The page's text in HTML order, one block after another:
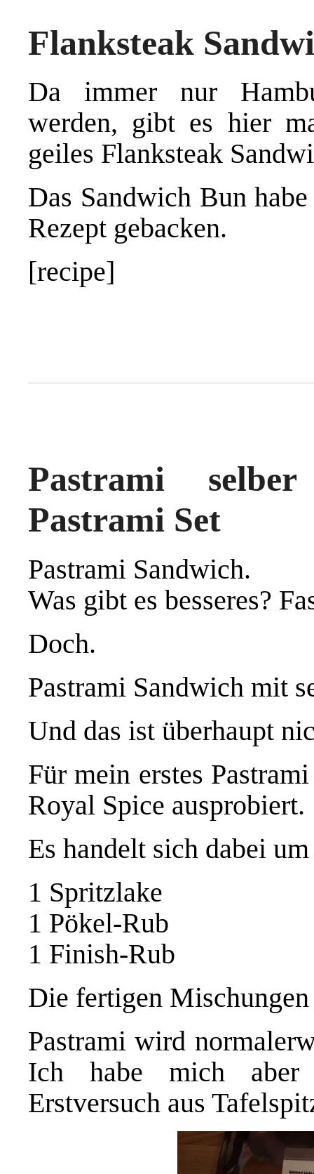
Flanksteak
Da immer nur
werden, gibt es hier
geiles Flanksteak
Das Sandwich Bun
Rezept gebacken.
[recipe]
Pastrami
Pastrami Set
Pastrami Sandwich.
Was gibt es besseres?
Doch.
Pastrami Sandwich mit
Und das ist überhaupt
Für mein erstes
Royal Spice ausprobiert.
Es handelt sich dabei
1 Spritzlake
1 Pökel-Rub
1 Finish-Rub
Die fertigen
Pastrami wird
Ich habe mich aber
Erstversuch aus